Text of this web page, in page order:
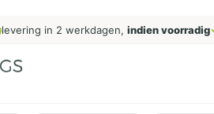
levering in 2 werkdagen, indien voorradig